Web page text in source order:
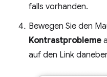
falls vorhanden.
Bewegen Sie den
Kontrastprobleme
auf den Link